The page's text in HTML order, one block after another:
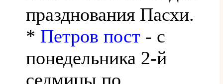
празднования Пасхи.
* Петров пост - с
понедельника 2-й
седмицы по